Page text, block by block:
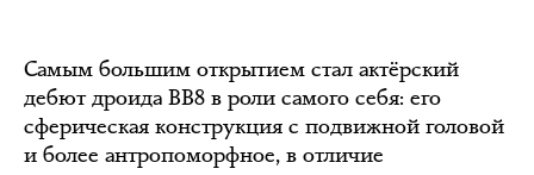
Самым большим открытием стал актёрский
дебют дроида BB8 в роли самого себя: его
сферическая конструкция с подвижной головой
и более антропоморфное, в отличие